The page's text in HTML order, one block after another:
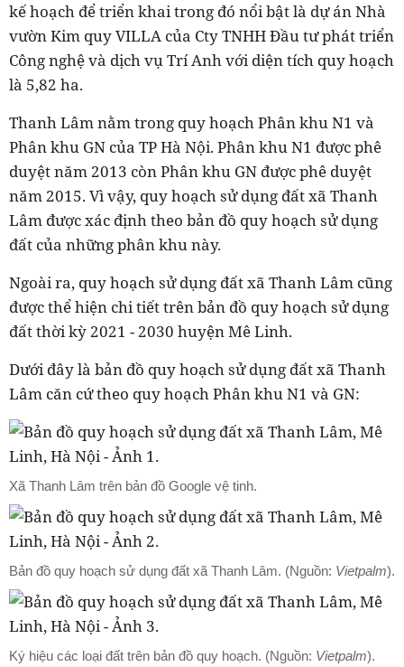
kế hoạch để triển khai trong đó nổi bật là dự án Nhà
vườn Kim quy VILLA của Cty TNHH Đầu tư phát triển
Công nghệ và dịch vụ Trí Anh với diện tích quy hoạch
là 5,82 ha.
Thanh Lâm nằm trong quy hoạch Phân khu N1 và
Phân khu GN của TP Hà Nội. Phân khu N1 được phê
duyệt năm 2013 còn Phân khu GN được phê duyệt
năm 2015. Vì vậy, quy hoạch sử dụng đất xã Thanh
Lâm được xác định theo bản đồ quy hoạch sử dụng
đất của những phân khu này.
Ngoài ra, quy hoạch sử dụng đất xã Thanh Lâm cũng
được thể hiện chi tiết trên bản đồ quy hoạch sử dụng
đất thời kỳ 2021 - 2030 huyện Mê Linh.
Dưới đây là bản đồ quy hoạch sử dụng đất xã Thanh
Lâm căn cứ theo quy hoạch Phân khu N1 và GN:
Xã Thanh Lâm trên bản đồ Google vệ tinh.
Bản đồ quy hoạch sử dụng đất xã Thanh Lâm. (Nguồn: Vietpalm).
Ký hiệu các loại đất trên bản đồ quy hoạch. (Nguồn: Vietpalm).